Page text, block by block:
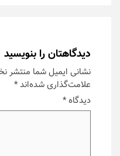
دیدگاهتان را بنویسید
نشانی ایمیل شما منتشر
علامت‌گذاری شده‌اند*
دیدگاه*